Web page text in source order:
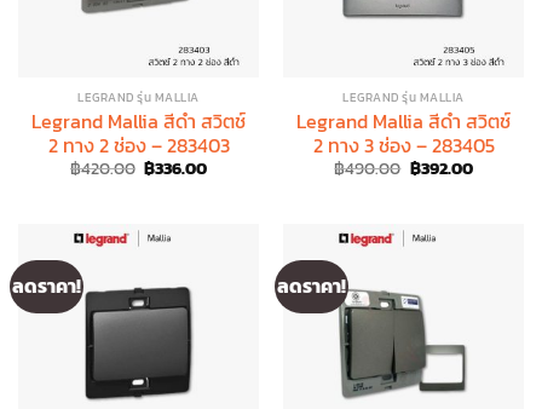
LEGRAND รุ่น MALLIA
Legrand Mallia สีดำ สวิตช์
2 ทาง 2 ช่อง – 283403
฿420.00 Original
price
฿336.00Current
LEGRAND รุ่น MALLIA
Legrand Mallia สีดำ สวิตช์
2 ทาง 3 ช่อง – 283405
฿490.00 Original
price
฿392.00Current
ลดราคา! ลดราคา!